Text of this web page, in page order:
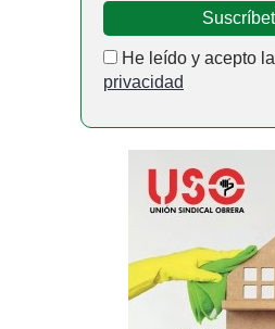
He leído y acepto la
privacidad